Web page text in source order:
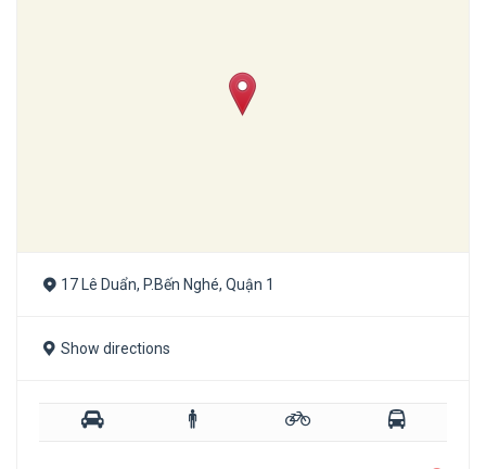
17 Lê Duẩn, P.Bến Nghé, Quận 1
Show directions